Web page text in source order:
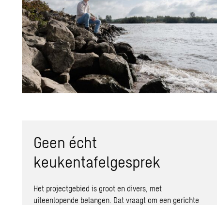
Geen écht
keukentafelgesprek
Het projectgebied is groot en divers, met
uiteenlopende belangen. Dat vraagt om een gerichte